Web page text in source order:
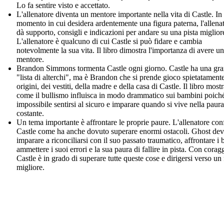
Lo fa sentire visto e accettato.
L'allenatore diventa un mentore importante nella vita di Castle. In
momento in cui desidera ardentemente una figura paterna,
dà supporto, consigli e indicazioni per andare su una pista
L'allenatore è qualcuno di cui Castle si può fidare e cambia
notevolmente la sua vita. Il libro dimostra l'importanza di avere un
mentore.
Brandon Simmons tormenta Castle ogni giorno. Castle ha una
"lista di alterchi", ma è Brandon che si prende gioco
origini, dei vestiti, della madre e della casa di Castle. Il libro
come il bullismo influisca in modo drammatico sui bambini
impossibile sentirsi al sicuro e imparare quando si vive nella paura
costante.
Un tema importante è affrontare le proprie paure. L'allenatore
Castle come ha anche dovuto superare enormi ostacoli. Ghost
imparare a riconciliarsi con il suo passato traumatico, affrontare i
ammettere i suoi errori e la sua paura di fallire in pista. Con
Castle è in grado di superare tutte queste cose e dirigersi verso
migliore.